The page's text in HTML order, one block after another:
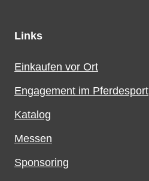
Links
Einkaufen vor Ort
Engagement im Pferdesport
Katalog
Messen
Sponsoring